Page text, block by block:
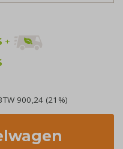
+
900,24 (21%)